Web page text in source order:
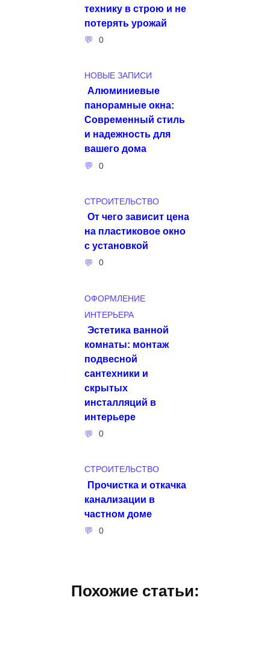
технику в строю и не
потерять урожай
0
НОВЫЕ ЗАПИСИ
Алюминиевые
панорамные окна:
Современный стиль
и надежность для
вашего дома
0
СТРОИТЕЛЬСТВО
От чего зависит цена
на пластиковое окно
с установкой
0
ОФОРМЛЕНИЕ
ИНТЕРЬЕРА
Эстетика ванной
комнаты: монтаж
подвесной
сантехники и
скрытых
инсталляций в
интерьере
0
СТРОИТЕЛЬСТВО
Прочистка и откачка
канализации в
частном доме
0
Похожие статьи: